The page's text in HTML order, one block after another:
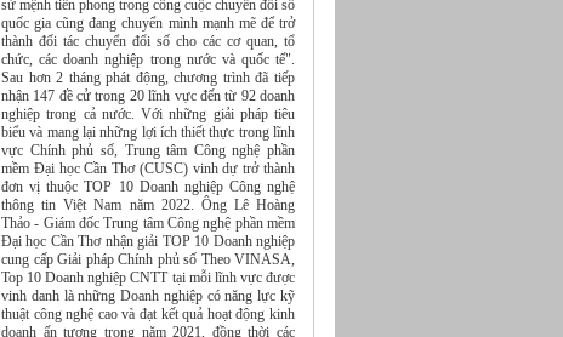
sứ mệnh tiên phong trong công cuộc chuyển đổi số
quốc gia cũng đang chuyển mình mạnh mẽ để trở
thành đối tác chuyển đổi số cho các cơ quan, tổ
chức, các doanh nghiệp trong nước và quốc tế".
Sau hơn 2 tháng phát động, chương trình đã tiếp
nhận 147 đề cử trong 20 lĩnh vực đến từ 92 doanh
nghiệp trong cả nước. Với những giải pháp tiêu
biểu và mang lại những lợi ích thiết thực trong lĩnh
vực Chính phủ số, Trung tâm Công nghệ phần
mềm Đại học Cần Thơ (CUSC) vinh dự trở thành
đơn vị thuộc TOP 10 Doanh nghiệp Công nghệ
thông tin Việt Nam năm 2022. Ông Lê Hoàng
Thảo - Giám đốc Trung tâm Công nghệ phần mềm
Đại học Cần Thơ nhận giải TOP 10 Doanh nghiệp
cung cấp Giải pháp Chính phủ số Theo VINASA,
Top 10 Doanh nghiệp CNTT tại mỗi lĩnh vực được
vinh danh là những Doanh nghiệp có năng lực kỹ
thuật công nghệ cao và đạt kết quả hoạt động kinh
doanh ấn tượng trong năm 2021, đồng thời các